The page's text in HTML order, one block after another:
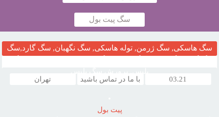
سگ پیت بول
سگ هاسکی, سگ ژرمن, توله هاسکی, سگ نگهبان, سگ گارد,سگ
03.21 با ما در تماس باشید تهران
پيت بول